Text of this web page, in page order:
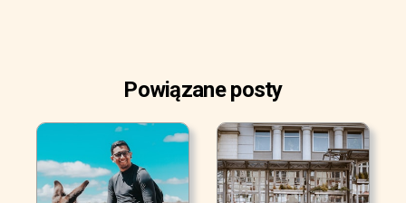
Powiązane posty